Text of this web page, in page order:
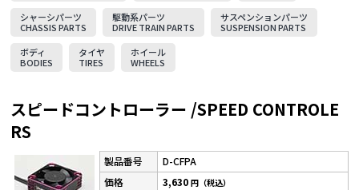
シャーシパーツ
CHASSIS PARTS
駆動系パーツ
DRIVE TRAIN PARTS
サスペンションパーツ
SUSPENSION PARTS
ボディ
BODIES
タイヤ
TIRES
ホイール
WHEELS
スピードコントローラー /SPEED CONTROLE
RS
D-CFPA
3,630円（税込）